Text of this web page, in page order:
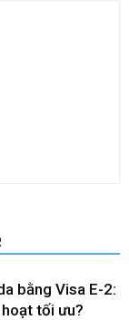
bằng Visa E-2:
tối ưu?